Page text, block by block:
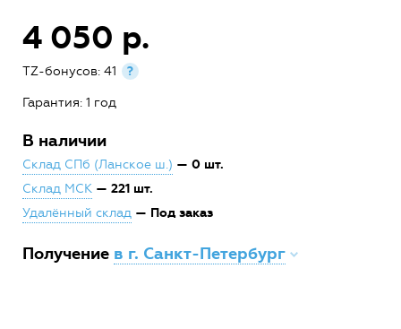
4 050 р.
TZ-бонусов: 41 ?
Гарантия: 1 год
В наличии
Склад СПб (Ланское ш.) — 0 шт.
Склад МСК — 221 шт.
Удалённый склад — Под заказ
Получение в г. Санкт-Петербург